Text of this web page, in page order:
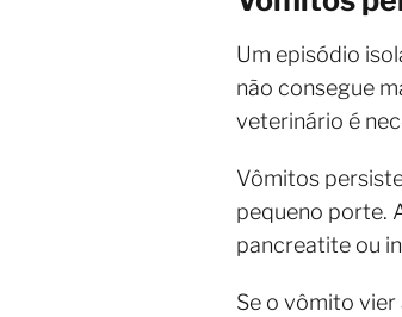
Um episódio
não consegue
veterinário é
Vômitos
pequeno porte.
pancreatite ou
Se o vômito